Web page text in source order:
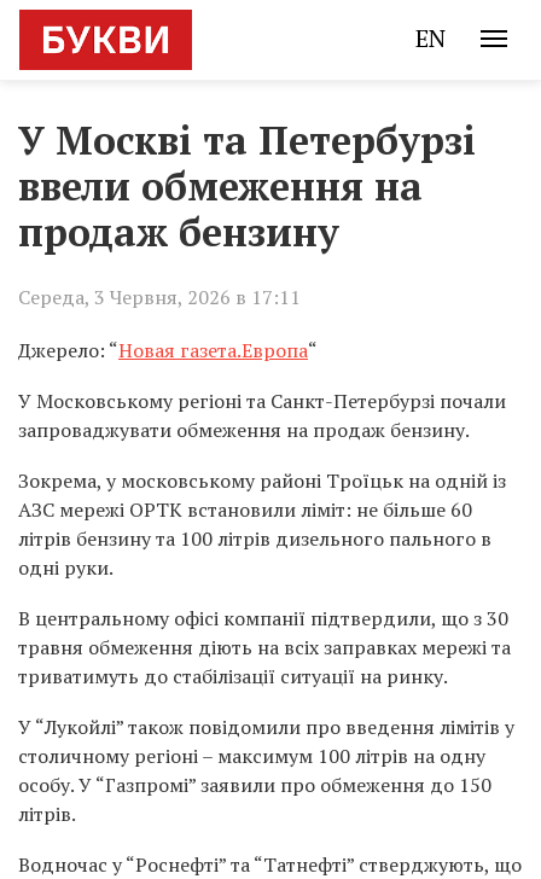
EN
У Москві та Петербурзі
ввели обмеження на
продаж бензину
Середа, 3 Червня, 2026 в 17:11
Джерело: “Новая газета.Европа“
У Московському регіоні та Санкт-Петербурзі почали
запроваджувати обмеження на продаж бензину.
Зокрема, у московському районі Троїцьк на одній із
АЗС мережі ОРТК встановили ліміт: не більше 60
літрів бензину та 100 літрів дизельного пального в
одні руки.
В центральному офісі компанії підтвердили, що з 30
травня обмеження діють на всіх заправках мережі та
триватимуть до стабілізації ситуації на ринку.
У “Лукойлі” також повідомили про введення лімітів у
столичному регіоні – максимум 100 літрів на одну
особу. У “Газпромі” заявили про обмеження до 150
літрів.
Водночас у “Роснефті” та “Татнефті” стверджують, що